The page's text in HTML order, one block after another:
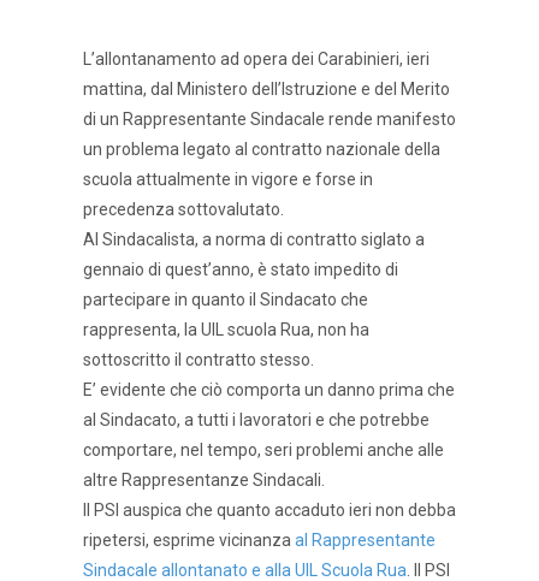
L’allontanamento ad opera dei Carabinieri, ieri
mattina, dal Ministero dell’Istruzione e del Merito
di un Rappresentante Sindacale rende manifesto
un problema legato al contratto nazionale della
scuola attualmente in vigore e forse in
precedenza sottovalutato.
Al Sindacalista, a norma di contratto siglato a
gennaio di quest’anno, è stato impedito di
partecipare in quanto il Sindacato che
rappresenta, la UIL scuola Rua, non ha
sottoscritto il contratto stesso.
E’ evidente che ciò comporta un danno prima che
al Sindacato, a tutti i lavoratori e che potrebbe
comportare, nel tempo, seri problemi anche alle
altre Rappresentanze Sindacali.
Il PSI auspica che quanto accaduto ieri non debba
ripetersi, esprime vicinanza al Rappresentante
Sindacale allontanato e alla UIL Scuola Rua . Il PSI